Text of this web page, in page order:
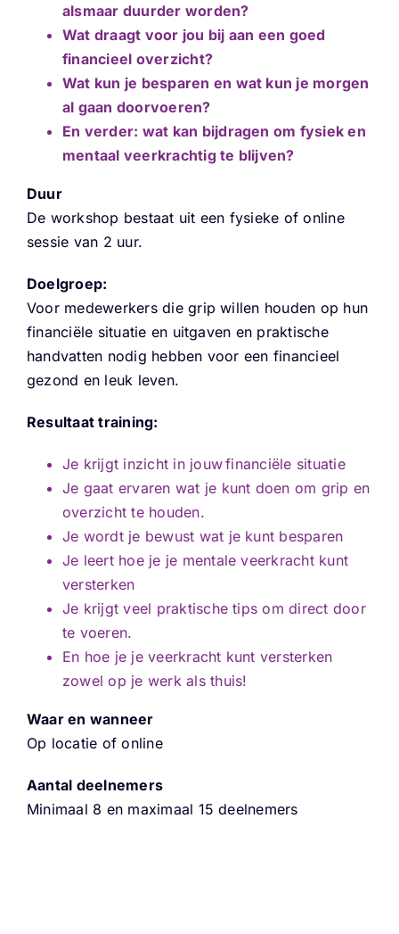
alsmaar duurder worden?
Wat draagt voor jou bij aan een goed
financieel overzicht?
Wat kun je besparen en wat kun je morgen
al gaan doorvoeren?
En verder: wat kan bijdragen om fysiek en
mentaal veerkrachtig te blijven?
Duur
De workshop bestaat uit een fysieke of online
sessie van 2 uur.
Doelgroep:
Voor medewerkers die grip willen houden op hun
financiële situatie en uitgaven en praktische
handvatten nodig hebben voor een financieel
gezond en leuk leven.
Resultaat training:
Je krijgt inzicht in jouw financiële situatie
Je gaat ervaren wat je kunt doen om grip en
overzicht te houden.
Je wordt je bewust wat je kunt besparen
Je leert hoe je je mentale veerkracht kunt
versterken
Je krijgt veel praktische tips om direct door
te voeren.
En hoe je je veerkracht kunt versterken
zowel op je werk als thuis!
Waar en wanneer
Op locatie of online
Aantal deelnemers
Minimaal 8 en maximaal 15 deelnemers